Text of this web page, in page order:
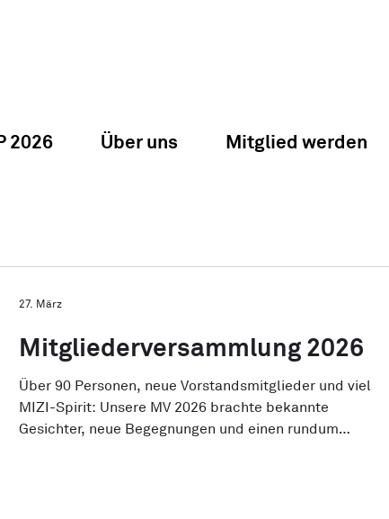
2026 Über uns Mitglied werden
Mitgliederversammlung 2026
Über 90 Personen, neue Vorstandsmitglieder und viel
MIZI-Spirit: Unsere MV 2026 brachte bekannte
Gesichter, neue Begegnungen und einen rundum
27. März